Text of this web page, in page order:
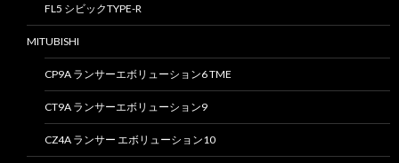
FL5 シビックTYPE-R
MITUBISHI
CP9A ランサーエボリューション6 TME
CT9A ランサーエボリューション9
CZ4A ランサー エボリューション10